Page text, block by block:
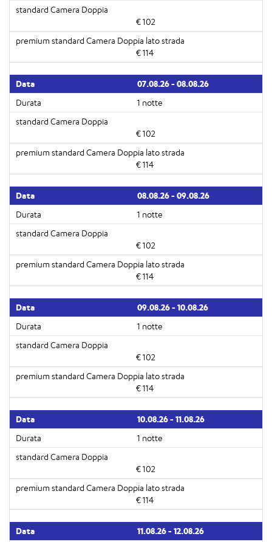
€ 102
€ 114
07.08.26 - 08.08.26
1 notte
€ 102
€ 114
08.08.26 - 09.08.26
1 notte
€ 102
€ 114
09.08.26 - 10.08.26
1 notte
€ 102
€ 114
10.08.26 - 11.08.26
1 notte
€ 102
€ 114
11.08.26 - 12.08.26